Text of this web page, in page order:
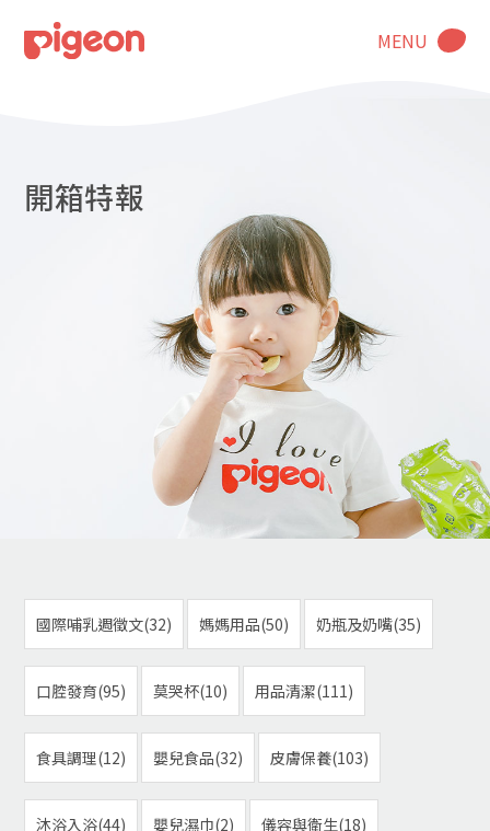
MENU
開箱特報
國際哺乳週徵文(32) 媽媽用品(50) 奶瓶及奶嘴(35)
口腔發育(95) 莫哭杯(10) 用品清潔(111)
食具調理(12) 嬰兒食品(32) 皮膚保養(103)
沐浴入浴(44) 嬰兒濕巾(2) 儀容與衛生(18)